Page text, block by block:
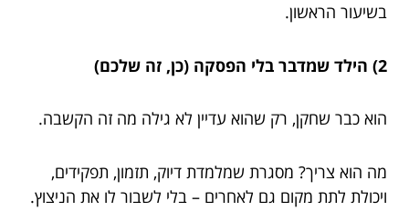
בשיעור הראשון.
2) הילד שמדבר בלי הפסקה (כן, זה שלכם)
הוא כבר שחקן, רק שהוא עדיין לא גילה מה זה הקשבה.
מה הוא צריך? מסגרת שמלמדת דיוק, תזמון, תפקידים,
ויכולת לתת מקום גם לאחרים – בלי לשבור לו את הניצוץ.